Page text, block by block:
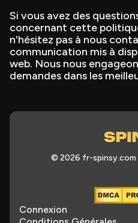
Si vous avez des
concernant cette
n'hésitez pas à nous
communication mis à
web. Nous nous
demandes dans les
© 2026 fr-spinsy.com
Connexion